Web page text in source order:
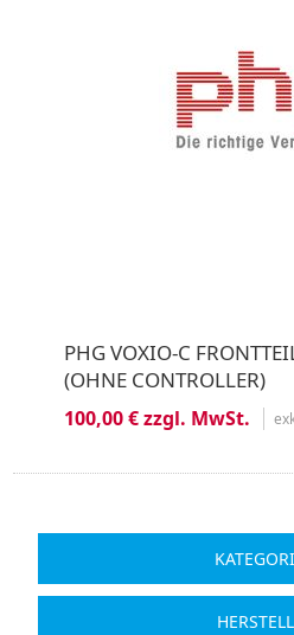
PHG VOXIO-C
(OHNE CONTROLLER)
100,00 € zzgl. MwSt.